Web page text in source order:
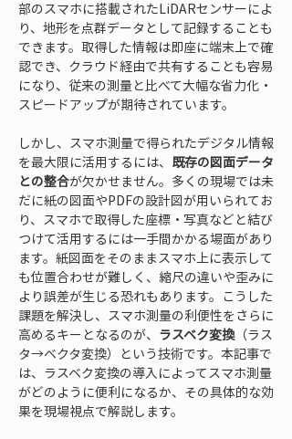
部のスマホに搭載されたLiDARセンサーによ
り、地形を点群データとして記録することも
できます。取得した情報は即座に端末上で確
認でき、クラウド経由で共有することも容易
になり、従来の測量と比べて大幅な省力化・
スピードアップが期待されています。
しかし、スマホ測量で得られたデジタル情報
を最大限に活用するには、 既存の図面データ
との整合が欠かせません。多くの現場では未
だに紙の図面やPDFの設計図が用いられてお
り、スマホで取得した座標・写真などと結び
つけて活用するには一手間かかる場面があり
ます。紙図面をそのままスマホ上に表示して
も位置合わせが難しく、縮尺の違いや歪みに
より誤差が生じる恐れもあります。こうした
課題を解決し、スマホ測量の利便性をさらに
高めるキーとなるのが、 ラスベク変換（ラス
タ→ベクタ変換）という技術です。本記事で
は、ラスベク変換の導入によってスマホ測量
がどのように便利になるか、その具体的な効
果を現場視点で解説します。